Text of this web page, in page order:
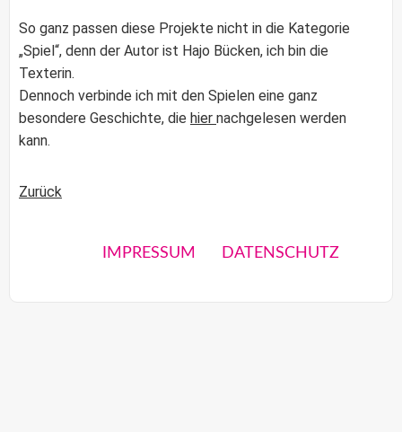
So ganz passen diese Projekte nicht in die Kategorie
„Spiel“, denn der Autor ist Hajo Bücken, ich bin die
Texterin.
Dennoch verbinde ich mit den Spielen eine ganz
besondere Geschichte, die hier nachgelesen werden
kann.
Zurück
IMPRESSUM DATENSCHUTZ